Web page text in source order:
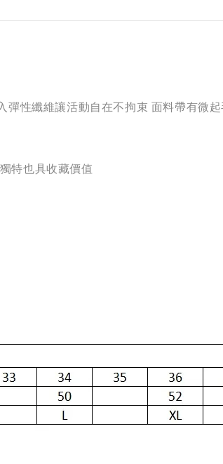
性纖維讓活動自在不拘束 面料帶有微
特也具收藏價值